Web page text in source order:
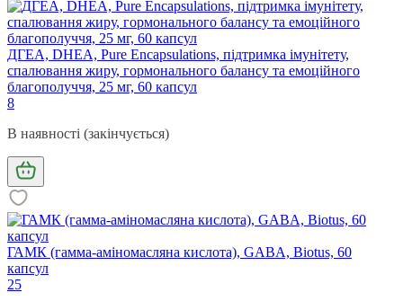
ДГЕА, DHEA, Pure Encapsulations, підтримка імунітету,
спалювання жиру, гормонального балансу та емоційного
благополуччя, 25 мг, 60 капсул
8
В наявності (закінчується)
ГАМК (гамма-аміномасляна кислота), GABA, Biotus, 60
капсул
25